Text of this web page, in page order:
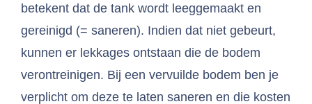
betekent dat de tank wordt leeggemaakt en
gereinigd (= saneren). Indien dat niet gebeurt,
kunnen er lekkages ontstaan die de bodem
verontreinigen. Bij een vervuilde bodem ben je
verplicht om deze te laten saneren en die kosten